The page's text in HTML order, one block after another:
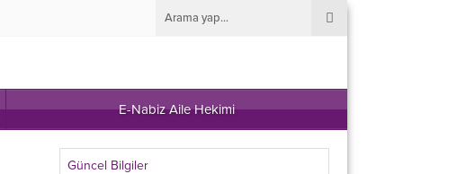
E-Nabiz Aile Hekimi
Güncel Bilgiler